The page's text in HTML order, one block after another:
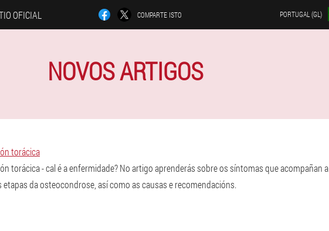
OFICIAL COMPARTE ISTO PORTUGAL (GL)
NOVOS ARTIGOS
torácica
torácica - cal é a enfermidade? No artigo aprenderás sobre os síntomas que acompañan a
etapas da osteocondrose, así como as causas e recomendacións.